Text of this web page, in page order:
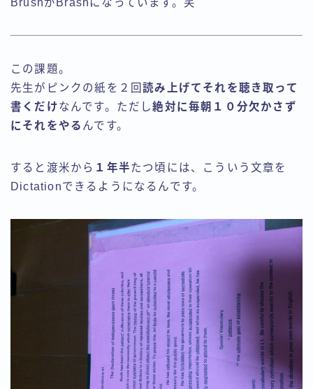
BrushがBrashになっています。笑
この課題。
先生がピンクの紙を２回読み上げてそれを聴き取って
書くだけなんです。ただし絶対に毎朝１０分欠かさず
にそれをやる んです。
すると渡米から １年半たつ頃には、こういう文章を
Dictationできるようになるんです。